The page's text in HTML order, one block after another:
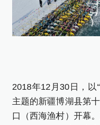
2018年12月30日，以
主题的新疆博湖县第
口（西海渔村）开幕